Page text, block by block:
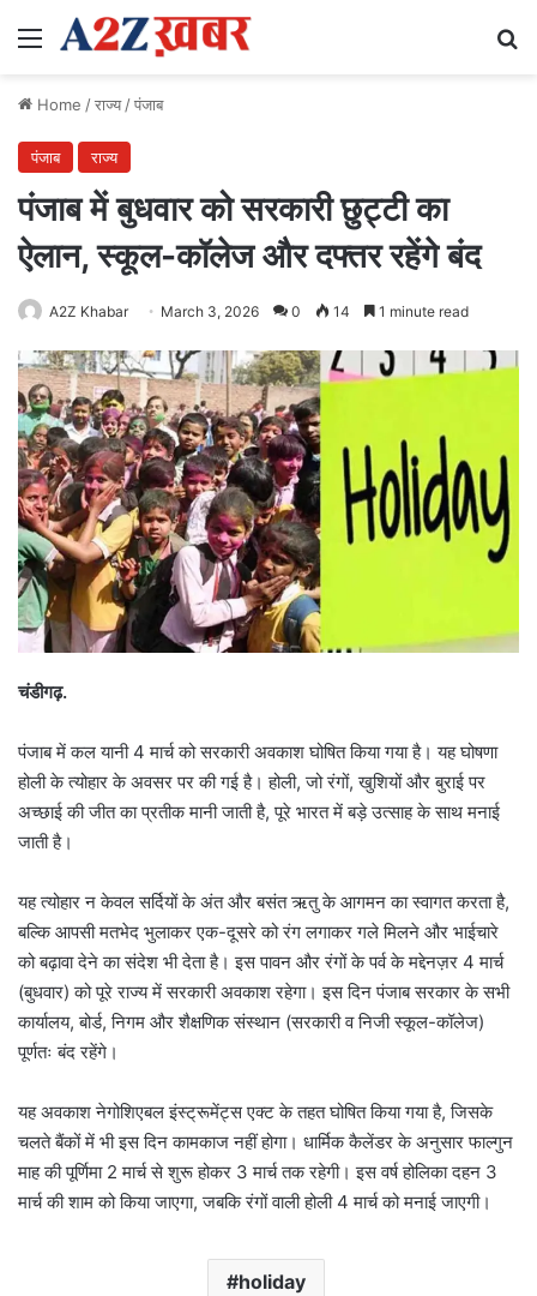
Menu
Home /राज्य/पंजाब
पंजाब राज्य
पंजाब में बुधवार को सरकारी छुट्टी का
ऐलान, स्कूल-कॉलेज और दफ्तर रहेंगे बंद
A2Z Khabar March 3, 2026 0 14 1 minute read
चंडीगढ़.
पंजाब में कल यानी 4 मार्च को सरकारी अवकाश घोषित किया गया है। यह घोषणा
होली के त्योहार के अवसर पर की गई है। होली, जो रंगों, खुशियों और बुराई पर
अच्छाई की जीत का प्रतीक मानी जाती है, पूरे भारत में बड़े उत्साह के साथ मनाई
जाती है।
यह त्योहार न केवल सर्दियों के अंत और बसंत ऋतु के आगमन का स्वागत करता है,
बल्कि आपसी मतभेद भुलाकर एक-दूसरे को रंग लगाकर गले मिलने और भाईचारे
को बढ़ावा देने का संदेश भी देता है। इस पावन और रंगों के पर्व के मद्देनज़र 4 मार्च
(बुधवार) को पूरे राज्य में सरकारी अवकाश रहेगा। इस दिन पंजाब सरकार के सभी
कार्यालय, बोर्ड, निगम और शैक्षणिक संस्थान (सरकारी व निजी स्कूल-कॉलेज)
पूर्णतः बंद रहेंगे।
यह अवकाश नेगोशिएबल इंस्ट्रूमेंट्स एक्ट के तहत घोषित किया गया है, जिसके
चलते बैंकों में भी इस दिन कामकाज नहीं होगा। धार्मिक कैलेंडर के अनुसार फाल्गुन
माह की पूर्णिमा 2 मार्च से शुरू होकर 3 मार्च तक रहेगी। इस वर्ष होलिका दहन 3
मार्च की शाम को किया जाएगा, जबकि रंगों वाली होली 4 मार्च को मनाई जाएगी।
holiday